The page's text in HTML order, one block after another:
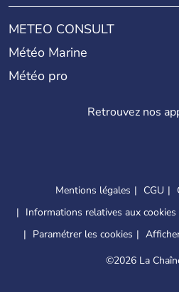
METEO CONSULT
Météo Marine
Météo pro
Retrouvez nos
Mentions légales CGU
Informations relatives aux cookies
Paramétrer les cookies
©2026 La